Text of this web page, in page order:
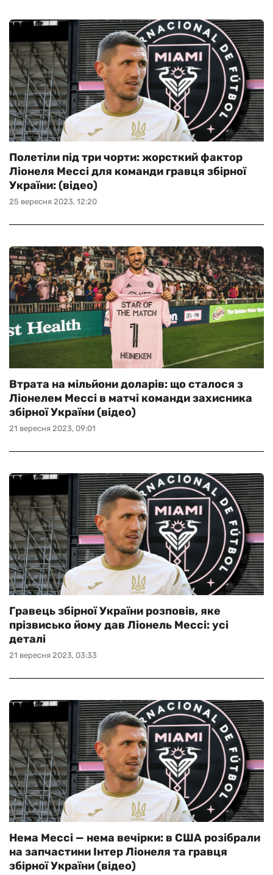
25 вересня 2023, 12:20
Полетіли під три чорти: жорсткий фактор
Ліонеля Мессі для команди гравця збірної
України: (відео)
21 вересня 2023, 09:01
Втрата на мільйони доларів: що сталося з
Ліонелем Мессі в матчі команди захисника
збірної України (відео)
21 вересня 2023, 03:33
Гравець збірної України розповів, яке
прізвисько йому дав Ліонель Мессі: усі
деталі
Нема Мессі — нема вечірки: в США розібрали
на запчастини Інтер Ліонеля та гравця
збірної України (відео)